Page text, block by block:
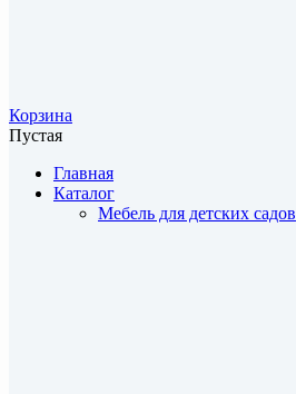
Корзина
Пустая
Главная
Каталог
Мебель для детских садов